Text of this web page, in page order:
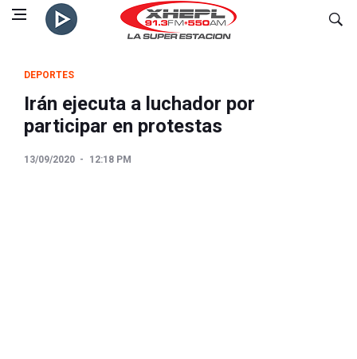
DEPORTES
Irán ejecuta a luchador por
participar en protestas
13/09/2020 12:18 PM